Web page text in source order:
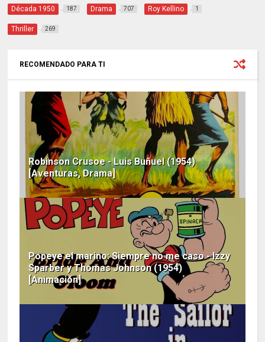
Década 1950 187 Drama 707 Roy Kellino 1
Thriller 269
RECOMENDADO PARA TI
Robinson Crusoe - Luis Buñuel (1954)
[Aventuras, Drama]
Popeye el marino: Siempre no me caso - Izzy
Sparber y Thomas Johnson (1954)
[Animación]